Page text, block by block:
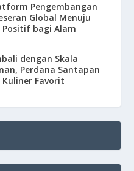
Pengembangan
Global Menuju
Positif bagi Alam
dengan Skala
Perdana Santapan
Favorit